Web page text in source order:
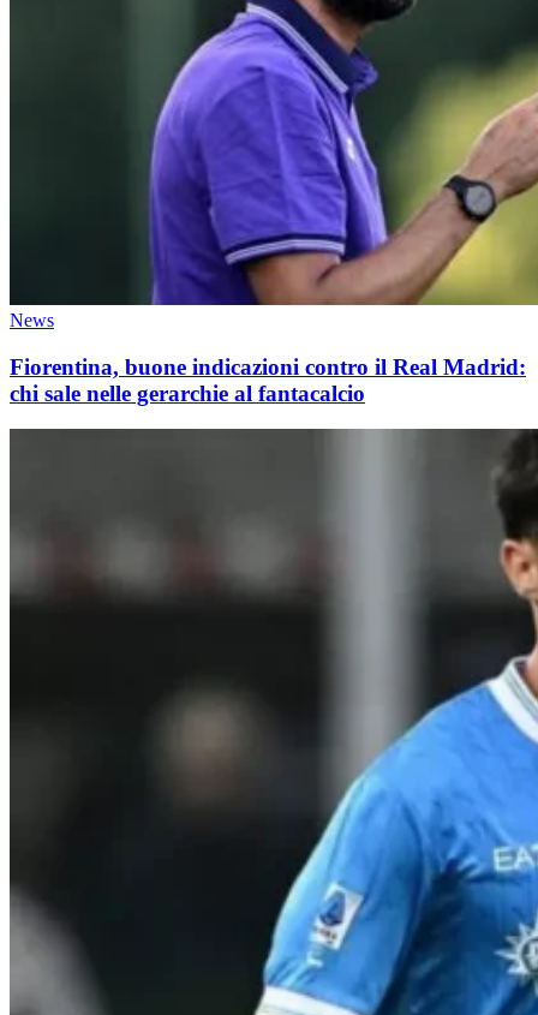
News
Fiorentina, buone indicazioni contro il Real Madrid:
chi sale nelle gerarchie al fantacalcio